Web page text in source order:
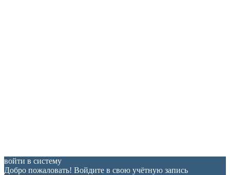
войти в систему
Добро пожаловать! Войдите в свою учётную запись